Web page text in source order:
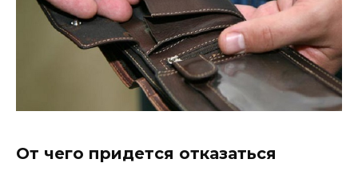
От чего придется отказаться